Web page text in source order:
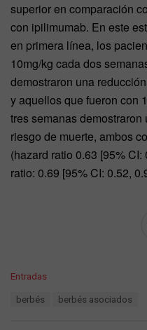
superior en comparación
con ipilimumab. En este
en primera línea, los
10mg/kg cada dos
demostraron una
y aquellos que fueron con
tres semanas
riesgo de muerte, ambos
(hazard ratio 0.63 [95%
ratio: 0.69 [95% CI: 0.52,
C
Entradas
berbés berbés asociados